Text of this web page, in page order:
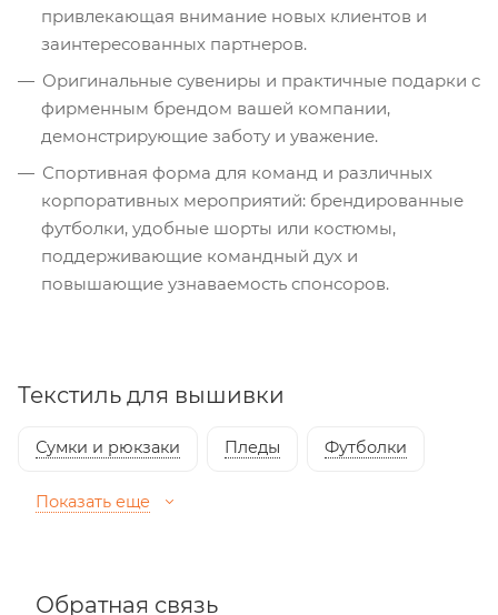
привлекающая внимание новых клиентов и
заинтересованных партнеров.
Оригинальные сувениры и практичные подарки с
фирменным брендом вашей компании,
демонстрирующие заботу и уважение.
Спортивная форма для команд и различных
корпоративных мероприятий: брендированные
футболки, удобные шорты или костюмы,
поддерживающие командный дух и
повышающие узнаваемость спонсоров.
Текстиль для вышивки
Сумки и рюкзаки Пледы Футболки
Показать еще
Обратная связь